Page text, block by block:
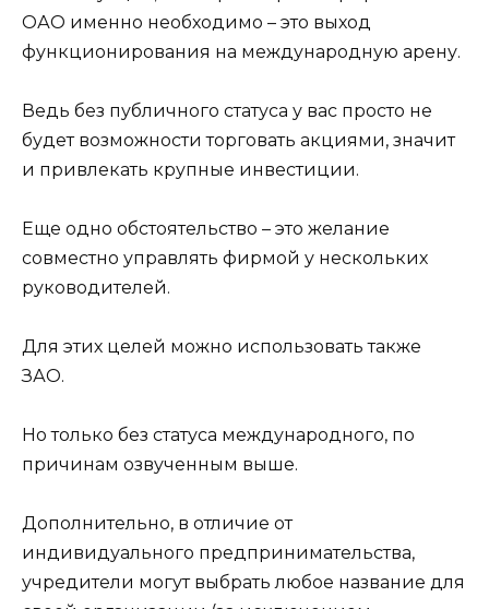
ОАО именно необходимо – это выход
функционирования на международную арену.
Ведь без публичного статуса у вас просто не
будет возможности торговать акциями, значит
и привлекать крупные инвестиции.
Еще одно обстоятельство – это желание
совместно управлять фирмой у нескольких
руководителей.
Для этих целей можно использовать также
ЗАО.
Но только без статуса международного, по
причинам озвученным выше.
Дополнительно, в отличие от
индивидуального предпринимательства,
учредители могут выбрать любое название для